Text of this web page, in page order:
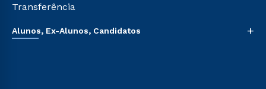
Transferência
Alunos, Ex-Alunos, Candidatos +